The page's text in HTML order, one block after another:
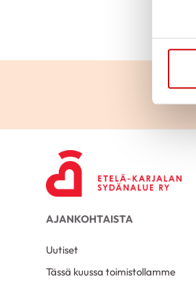
AJANKOHTAISTA
Uutiset
Tässä kuussa toimistollamme